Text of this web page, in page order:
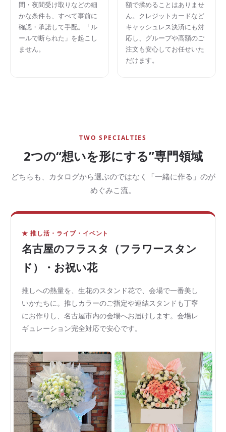
間・夜間受け取りなどの細
かな条件も、すべて事前に
確認・承諾して手配。「ル
ールで断られた」を起こし
ません。
額で揉めることはありませ
ん。クレジットカードなど
キャッシュレス決済にも対
応し、グループや高額のご
注文も安心してお任せいた
だけます。
TWO SPECIALTIES
2つの“想いを形にする”専門領域
どちらも、カタログから選ぶのではなく「一緒に作る」のが
めぐみこ流。
★ 推し活・ライブ・イベント
名古屋のフラスタ（フラワースタン
ド）・お祝い花
推しへの熱量を、生花のスタンド花で、会場で一番美し
いかたちに。推しカラーのご指定や連結スタンドも丁寧
にお作りし、名古屋市内の会場へお届けします。会場レ
ギュレーション完全対応で安心です。